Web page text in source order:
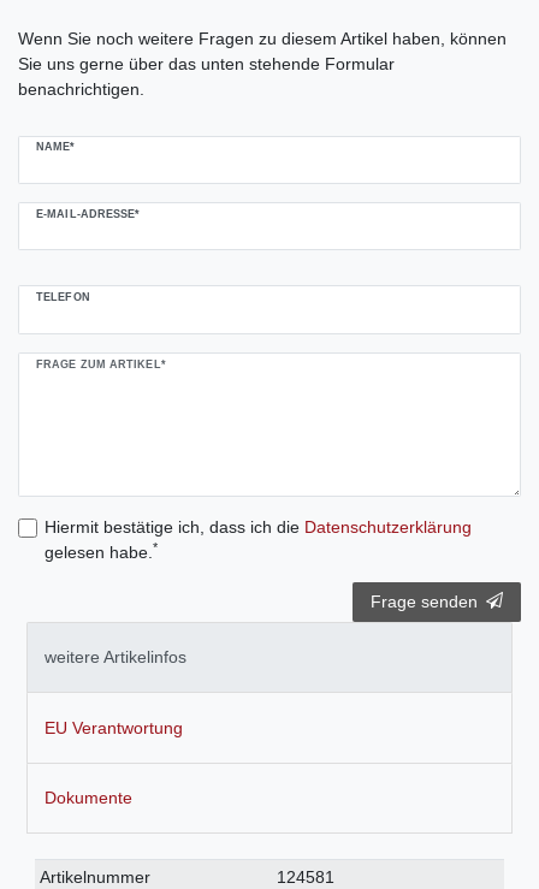
Wenn Sie noch weitere Fragen zu diesem Artikel haben, können
Sie uns gerne über das unten stehende Formular
benachrichtigen.
NAME*
E-MAIL-ADRESSE*
TELEFON
FRAGE ZUM ARTIKEL*
Hiermit bestätige ich, dass ich die Daten­schutz­erklärung
gelesen habe. *
Frage senden
weitere Artikelinfos
EU Verantwortung
Dokumente
Technisches
Wert
Artikelnummer
124581